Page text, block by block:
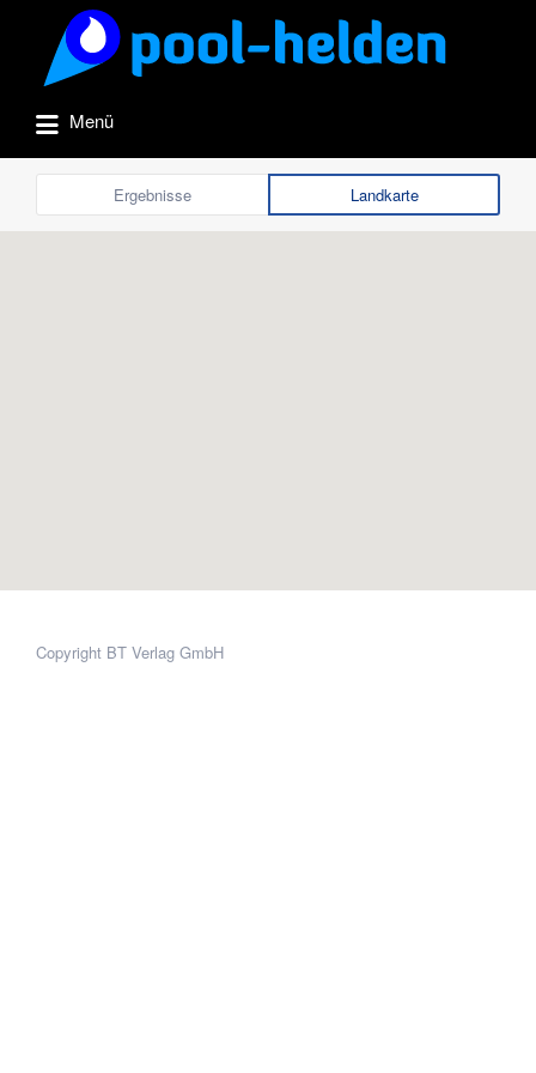
Suchen
nach:
Menü
Ergebnisse Landkarte
Copyright BT Verlag GmbH